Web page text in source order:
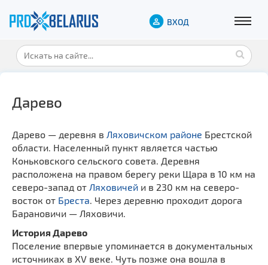
ВХОД
Дарево
Дарево — деревня в Ляховичском районе Брестской
области. Населенный пункт является частью
Коньковского сельского совета. Деревня
расположена на правом берегу реки Щара в 10 км на
северо-запад от Ляховичей и в 230 км на северо-
восток от Бреста . Через деревню проходит дорога
Барановичи — Ляховичи.
История Дарево
Поселение впервые упоминается в документальных
источниках в XV веке. Чуть позже она вошла в